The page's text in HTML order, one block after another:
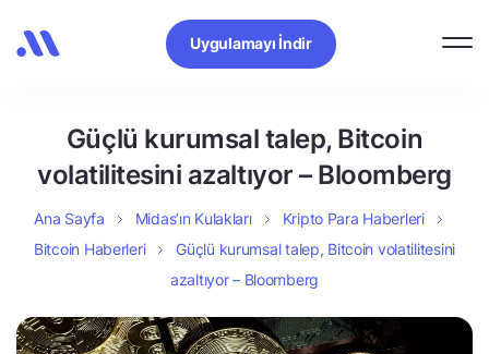
Uygulamayı İndir
Güçlü kurumsal talep, Bitcoin
volatilitesini azaltıyor – Bloomberg
Ana Sayfa Midas’ın Kulakları
Kripto Para Haberleri
Bitcoin Haberleri
Güçlü kurumsal talep, Bitcoin volatilitesini
azaltıyor – Bloomberg